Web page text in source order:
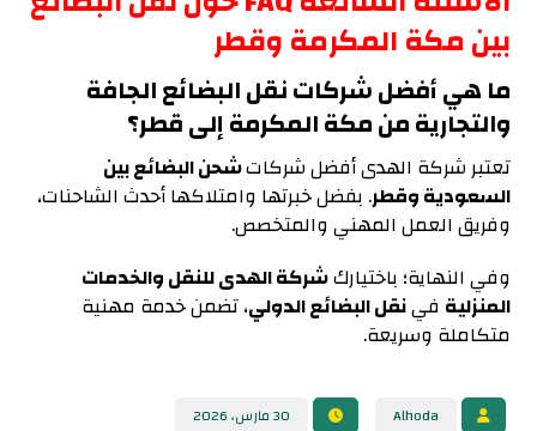
بين مكة المكرمة وقطر
ما هي أفضل شركات نقل البضائع الجافة
والتجارية من مكة المكرمة إلى قطر؟
تعتبر شركة الهدى أفضل شركاتشحن البضائع بين
السعودية وقطر. بفضل خبرتها وامتلاكها أحدث الشاحنات،
وفريق العمل المهني والمتخصص.
وفي النهاية؛ باختياركشركة الهدى للنقل والخدمات
المنزلية فينقل البضائع الدولي، تضمن خدمة مهنية
متكاملة وسريعة.
Alhoda
30 مارس، 2026